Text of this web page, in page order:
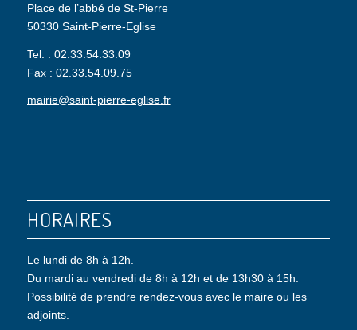
Place de l’abbé de St-Pierre
50330 Saint-Pierre-Eglise
Tel. : 02.33.54.33.09
Fax : 02.33.54.09.75
mairie@saint-pierre-eglise.fr
HORAIRES
Le lundi de 8h à 12h.
Du mardi au vendredi de 8h à 12h et de 13h30 à 15h.
Possibilité de prendre rendez-vous avec le maire ou les
adjoints.